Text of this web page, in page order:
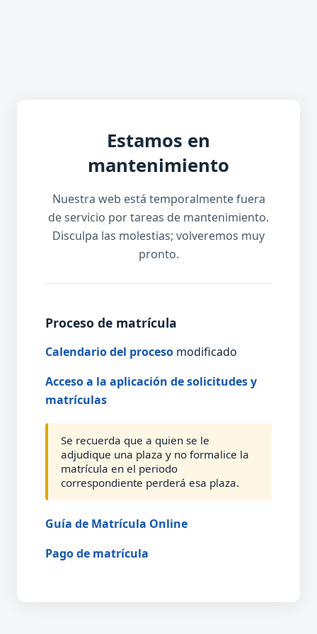
Estamos en
mantenimiento
Nuestra web está temporalmente fuera
de servicio por tareas de mantenimiento.
Disculpa las molestias; volveremos muy
pronto.
Proceso de matrícula
Calendario del proceso modificado
Acceso a la aplicación de solicitudes y
matrículas
Se recuerda que a quien se le
adjudique una plaza y no formalice la
matrícula en el periodo
correspondiente perderá esa plaza.
Guía de Matrícula Online
Pago de matrícula